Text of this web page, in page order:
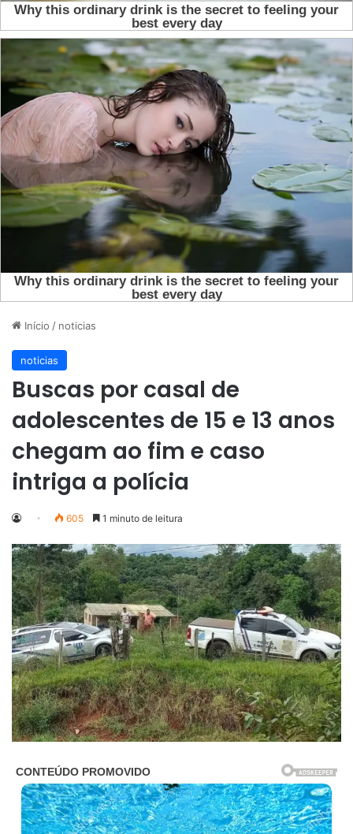
Início / noticias
noticias
Buscas por casal de
adolescentes de 15 e 13 anos
chegam ao fim e caso
intriga a polícia
605 1 minuto de leitura